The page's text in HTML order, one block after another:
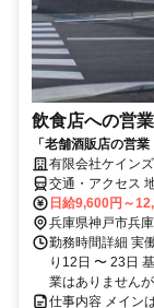
飲食店への営
「老舗酒販店の営
有限会社ケイン
交通・アクセス
日給9,600円～
兵庫県神戸市兵
勤務時間詳細 実
り12日 〜 23日
業はありません
仕事内容 メイン